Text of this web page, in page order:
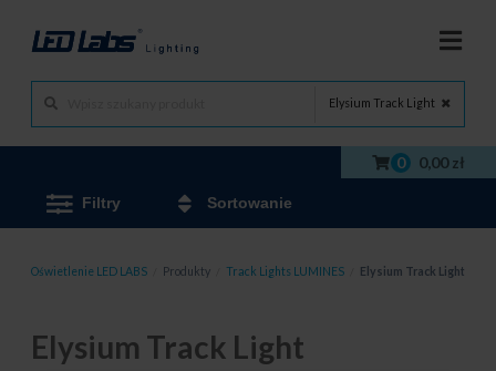
Elysium Track Light
0 0,00 zł
Filtry Sortowanie
Oświetlenie LED LABS Produkty Track Lights LUMINES Elysium Track Light
Elysium Track Light